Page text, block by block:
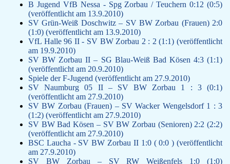
B Jugend VfB Nessa - Spg Zorbau / Teuchern 0:12 (0:5)
(veröffentlicht am 13.9.2010)
SV Grün-Weiß Doschwitz – SV BW Zorbau (Frauen) 2:0
(1:0) (veröffentlicht am 13.9.2010)
VfL Halle 96 II - SV BW Zorbau 2 : 2 (1:1) (veröffentlicht
am 19.9.2010)
SV BW Zorbau II – SG Blau-Weiß Bad Kösen 4:3 (1:1)
(veröffentlicht am 20.9.2010)
Spiele der F-Jugend (veröffentlicht am 27.9.2010)
SV Naumburg 05 II – SV BW Zorbau 1 : 3 (0:1)
(veröffentlicht am 27.9.2010)
SV BW Zorbau (Frauen) – SV Wacker Wengelsdorf 1 : 3
(1:2) (veröffentlicht am 27.9.2010)
SV BW Bad Kösen – SV BW Zorbau (Senioren) 2:2 (2:2)
(veröffentlicht am 27.9.2010)
BSC Laucha - SV BW Zorbau II 1:0 ( 0:0 ) (veröffentlicht
am 27.9.2010)
SV BW Zorbau – SV RW Weißenfels 1:0 (1:0)